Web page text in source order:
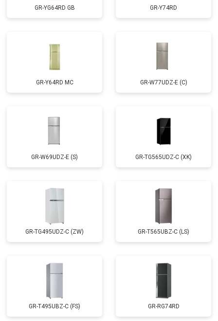
GR-YG64RD GB GR-Y74RD
GR-Y64RD MC GR-W77UDZ-E (C)
GR-W69UDZ-E (S) GR-TG565UDZ-C (XK)
GR-TG495UDZ-C (ZW) GR-T565UBZ-C (LS)
GR-T495UBZ-C (FS) GR-RG74RD